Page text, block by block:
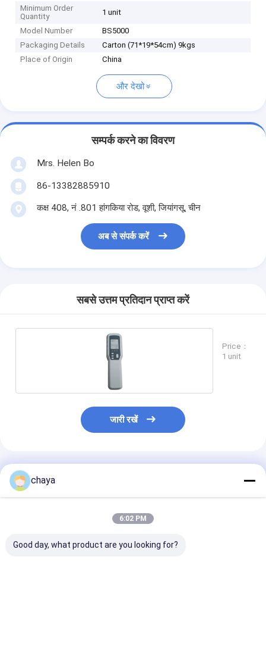
Minimum Order
Quantity
1 unit
Model Number
BS5000
Packaging Details
Carton (71*19*54cm) 9kgs
Place of Origin
China
और देखो
सम्पर्क करने का विवरण
Mrs. Helen Bo
86-13382885910
कक्ष 408, नं .801 हांगकिया रोड, वूशी, जियांगसू, चीन
अब से संपर्क करें
सबसे उत्तम प्रतिदान प्राप्त करें
Price：
1 unit
जारी रखें
अनुशंसित उत्पाद
chaya
6:02 PM
Good day, what product are you looking for?